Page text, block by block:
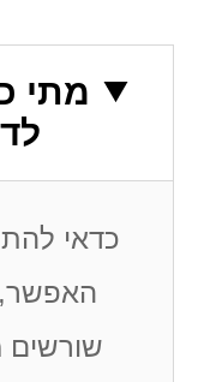
מתי
כדאי
האפשר,
שורשים